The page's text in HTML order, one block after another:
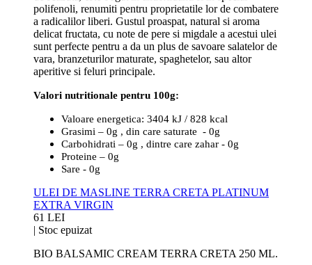
polifenoli, renumiti pentru proprietatile lor de combatere
a radicalilor liberi. Gustul proaspat, natural si aroma
delicat fructata, cu note de pere si migdale a acestui ulei
sunt perfecte pentru a da un plus de savoare salatelor de
vara, branzeturilor maturate, spaghetelor, sau altor
aperitive si feluri principale.
Valori nutritionale pentru 100g:
Valoare energetica: 3404 kJ / 828 kcal
Grasimi – 0g , din care saturate - 0g
Carbohidrati – 0g , dintre care zahar - 0g
Proteine – 0g
Sare - 0g
ULEI DE MASLINE TERRA CRETA PLATINUM
EXTRA VIRGIN
61 LEI
Stoc epuizat
BIO BALSAMIC CREAM TERRA CRETA 250 ML.